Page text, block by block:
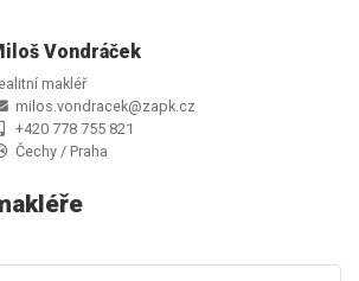
Vondráček
makléř
milos.vondracek@zapk.cz
+420 778 755 821
Čechy / Praha